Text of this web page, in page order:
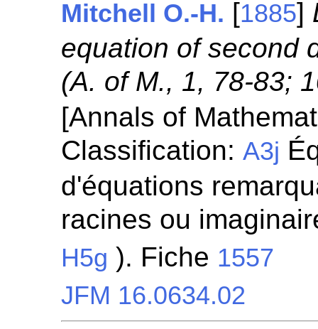
Mitchell O.-H. [1885]
equation of second
(A. of M., 1, 78-83;
[Annals of
Classification:A3j
d'équations
racines ou
H5g ). Fiche 1557
JFM 16.0634.02